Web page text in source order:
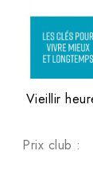
Vieillir
Prix club :